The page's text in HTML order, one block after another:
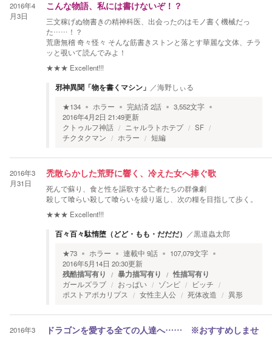
2016年4
月3日
こんな物語、私には書けないぞ！？
三文稼げぬ物書きの精神科医、出会ったのはモノ書く機械だっ
た……！？
荒唐無稽 奇々怪々 そんな筋書きストンと落とす華麗な文体、チラ
ッと覗いて読んでみよ！
★★★ Excellent!!!
邪神異聞「物を書くマシン」 ／海野しぃる
★134 ホラー 完結済2話 3,552文字
2016年4月2日 21:49更新
クトゥルフ神話
ニャルラトホテプ
SF
チクタクマン
ホラー 短編
2016年3
月31日
禿散らかした荒野に響く、冷えた女へ捧ぐ歌
死んで蘇り、食と性を謳歌する亡者たちの群像劇
殺して喰らい殺して喰らいを繰り返し、次の糧を目指して歩く。
★★★ Excellent!!!
百々百々駄惰堕（どど・もも・だだだ） ／黒道蟲太郎
★73 ホラー 連載中 9話 107,079文字
2016年5月14日 20:30更新
残酷描写有り 暴力描写有り 性描写有り
ガールズラブ おっぱい ゾンビ
ビッチ
ポストアポカリプス
女性主人公 死体改造 異形
2016年3
ドラゴンを愛する全ての人達へ…… ※おすすめしませ